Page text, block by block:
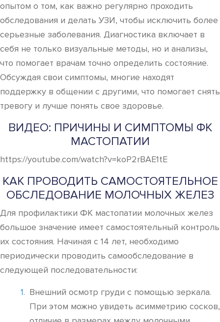
опытом о том, как важно регулярно проходить
обследования и делать УЗИ, чтобы исключить более
серьезные заболевания. Диагностика включает в
себя не только визуальные методы, но и анализы,
что помогает врачам точно определить состояние.
Обсуждая свои симптомы, многие находят
поддержку в общении с другими, что помогает снять
тревогу и лучше понять свое здоровье.
ВИДЕО: ПРИЧИНЫ И СИМПТОМЫ ФК
МАСТОПАТИИ
https://youtube.com/watch?v=koP2rBAE1tE
КАК ПРОВОДИТЬ САМОСТОЯТЕЛЬНОЕ
ОБСЛЕДОВАНИЕ МОЛОЧНЫХ ЖЕЛЕЗ
Для профилактики ФК мастопатии молочных желез
большое значение имеет самостоятельный контроль
их состояния. Начиная с 14 лет, необходимо
периодически проводить самообследование в
следующей последовательности:
Внешний осмотр груди с помощью зеркала.
При этом можно увидеть асимметрию сосков,